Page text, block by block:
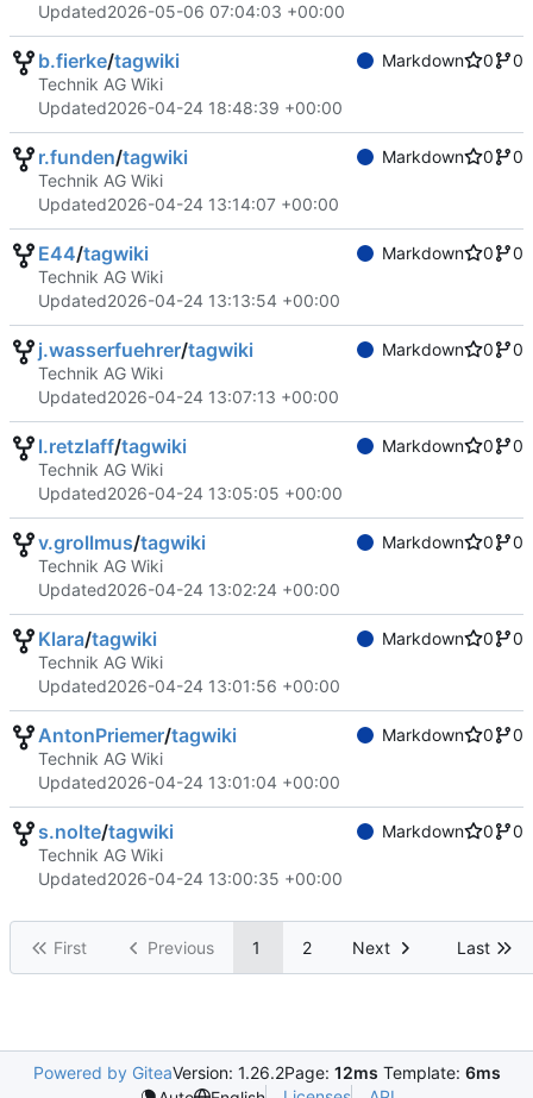
Updated2026-05-06 07:04:03 +00:00
b.fierke/tagwiki Markdown 0
0
Technik AG Wiki
Updated2026-04-24 18:48:39 +00:00
r.funden/tagwiki Markdown 0
0
Technik AG Wiki
Updated2026-04-24 13:14:07 +00:00
E44/tagwiki Markdown 0
0
Technik AG Wiki
Updated2026-04-24 13:13:54 +00:00
j.wasserfuehrer/tagwiki Markdown 0
0
Technik AG Wiki
Updated2026-04-24 13:07:13 +00:00
l.retzlaff/tagwiki Markdown 0
0
Technik AG Wiki
Updated2026-04-24 13:05:05 +00:00
v.grollmus/tagwiki Markdown 0
0
Technik AG Wiki
Updated2026-04-24 13:02:24 +00:00
Klara/tagwiki Markdown 0
0
Technik AG Wiki
Updated2026-04-24 13:01:56 +00:00
AntonPriemer/tagwiki Markdown 0
0
Technik AG Wiki
Updated2026-04-24 13:01:04 +00:00
s.nolte/tagwiki Markdown 0
0
Technik AG Wiki
Updated2026-04-24 13:00:35 +00:00
First Previous 1 2 Next Last
Powered by GiteaVersion: 1.26.2Page: 12ms Template: 6ms